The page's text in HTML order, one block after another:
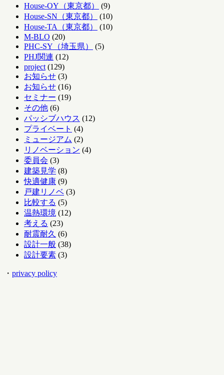
House-OY（東京都）
(9)
House-SN（東京都）
(10)
House-TA（東京都）
(10)
M-BLO (20)
PHC-SY（埼玉県）
(5)
PHJ関連 (12)
project (129)
お知らせ (3)
お知らせ (16)
セミナー (19)
その他 (6)
パッシブハウス (12)
プライベート (4)
ミュージアム (2)
リノベーション (4)
委員会 (3)
建築見学 (8)
快適健康 (9)
戸建リノベ (3)
比較する (5)
温熱環境 (12)
考える (23)
耐震耐久 (6)
設計一般 (38)
設計要素 (3)
・ privacy policy